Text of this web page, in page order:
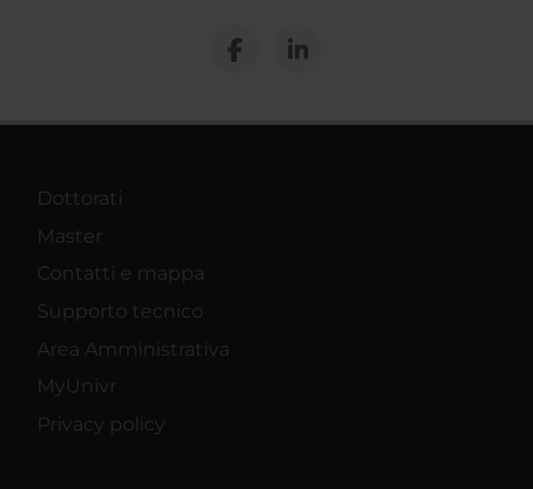
Dottorati
Master
Contatti e mappa
Supporto tecnico
Area Amministrativa
MyUnivr
Privacy policy